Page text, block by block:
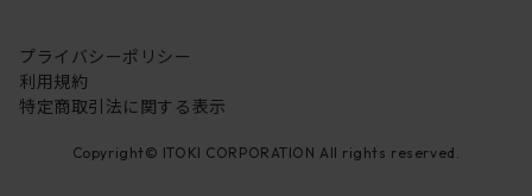
プライバシーポリシー
利用規約
特定商取引法に関する表示
Copyright© ITOKI CORPORATION All rights reserved.